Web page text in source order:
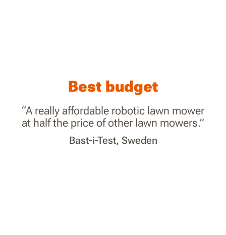
Best budget
“A really affordable robotic lawn mower
at half the price of other lawn mowers.”
Bast-i-Test, Sweden